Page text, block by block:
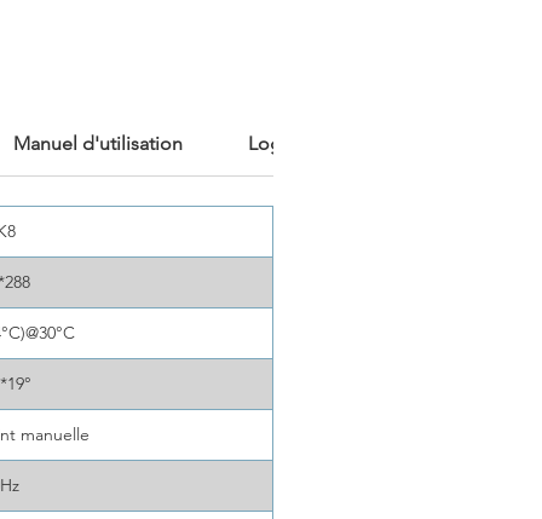
au CVC et à la distribution
logiciel AnalyzIR via WiFi et
des rapports en un seul clic.
Manuel d'utilisation Logiciel
manuelle